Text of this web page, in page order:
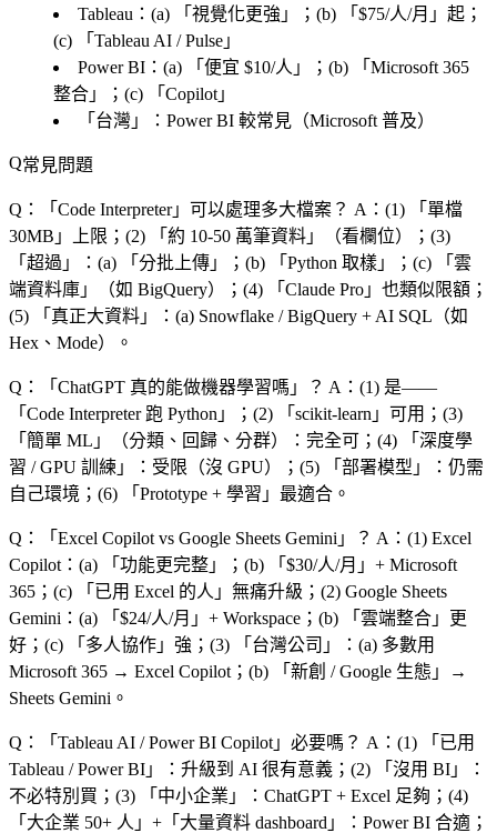
Tableau：(a) 「 視覺化更強 」；(b) 「 $75/人/月 」起；
(c) 「 Tableau AI / Pulse 」
Power BI：(a) 「 便宜 $10/人 」；(b) 「 Microsoft 365
整合 」；(c) 「 Copilot 」
「 台灣 」：Power BI 較常見（Microsoft 普及）
常見問題
Q：「 Code Interpreter」可以處理多大檔案？ A：(1) 「 單檔
30MB 」上限；(2) 「 約 10-50 萬筆資料 」（看欄位）；(3)
「 超過 」：(a) 「 分批上傳 」；(b) 「 Python 取樣 」；(c) 「 雲
端資料庫 」（如 BigQuery）；(4) 「 Claude Pro 」也類似限額；
(5) 「 真正大資料 」：(a) Snowflake / BigQuery + AI SQL（如
Hex、Mode）。
Q：「 ChatGPT 真的能做機器學習嗎 」？ A：(1) 是——
「 Code Interpreter 跑 Python 」；(2) 「 scikit-learn 」可用；(3)
「 簡單 ML 」（分類、回歸、分群）：完全可；(4) 「 深度學
習 / GPU 訓練 」：受限（沒 GPU）；(5) 「 部署模型 」：仍需
自己環境；(6) 「 Prototype + 學習 」最適合。
Q：「 Excel Copilot vs Google Sheets Gemini 」？ A：(1) Excel
Copilot：(a) 「 功能更完整 」；(b) 「 $30/人/月 」+ Microsoft
365；(c) 「 已用 Excel 的人 」無痛升級；(2) Google Sheets
Gemini：(a) 「 $24/人/月 」+ Workspace；(b) 「 雲端整合 」更
好；(c) 「 多人協作 」強；(3) 「 台灣公司 」：(a) 多數用
Microsoft 365 → Excel Copilot；(b) 「 新創 / Google 生態 」→
Sheets Gemini。
Q：「 Tableau AI / Power BI Copilot 」必要嗎？ A：(1) 「 已用
Tableau / Power BI 」：升級到 AI 很有意義；(2) 「 沒用 BI 」：
不必特別買；(3) 「 中小企業 」：ChatGPT + Excel 足夠；(4)
「 大企業 50+ 人 」+「 大量資料 dashboard 」：Power BI 合適；